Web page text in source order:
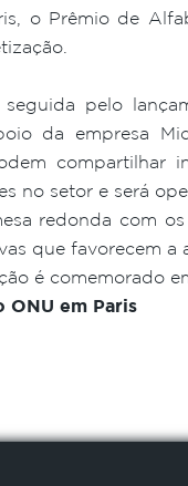
o Prêmio de
pelo
da empresa
compartilhar
no setor e será
redonda com
que favorecem a
é comemorado
ONU em Paris